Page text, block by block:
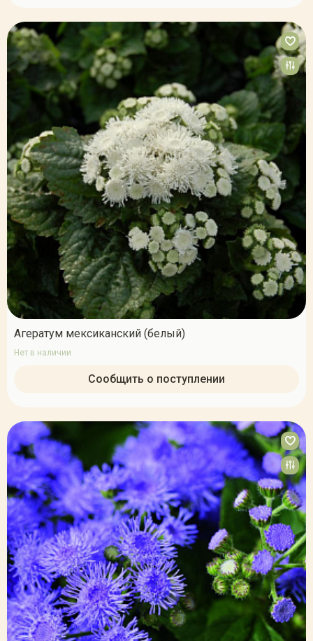
Агератум мексиканский (белый)
Нет в наличии
Сообщить о поступлении